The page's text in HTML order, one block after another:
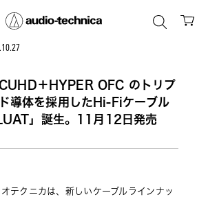
＋HYPER OFC のトリプ
導体を採用したHi-Fiケーブル
」誕生。11月12日発売
テクニカは、新しいケーブルラインナッ